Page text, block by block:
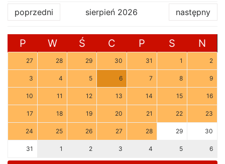
poprzedni sierpień 2026 następny
P W Ś C P S N
27 28 29 30 31 1 2
3 4 5 6 7 8 9
10 11 12 13 14 15 16
17 18 19 20 21 22 23
24 25 26 27 28 29 30
31 1 2 3 4 5 6